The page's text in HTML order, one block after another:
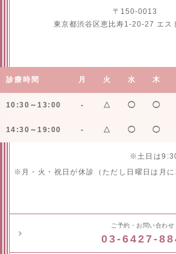
〒150-0013
東京都渋谷区恵比寿1-20-27 エス
診療時間 月 火 水 木
10:30～13:00 - △ ◯ ◯
14:30～19:00 - △ ◯ ◯
※土日は
※月・火・祝日が休診（ただし日曜日は月
ご予約・お問い合わせ
03-6427-